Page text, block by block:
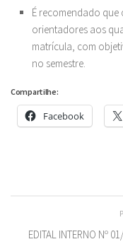
É recomendado que
orientadores aos
matrícula, com
no semestre.
Compartilhe:
Facebook
EDITAL INTERNO Nº